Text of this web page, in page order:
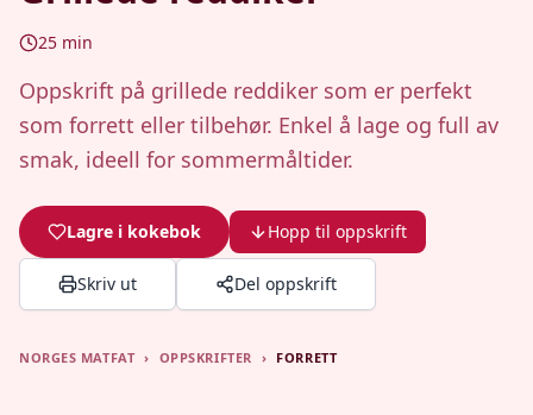
25 min
Oppskrift på grillede reddiker som er perfekt
som forrett eller tilbehør. Enkel å lage og full av
smak, ideell for sommermåltider.
Lagre i kokebok Hopp til oppskrift
Skriv ut Del oppskrift
NORGES MATFAT › OPPSKRIFTER › FORRETT